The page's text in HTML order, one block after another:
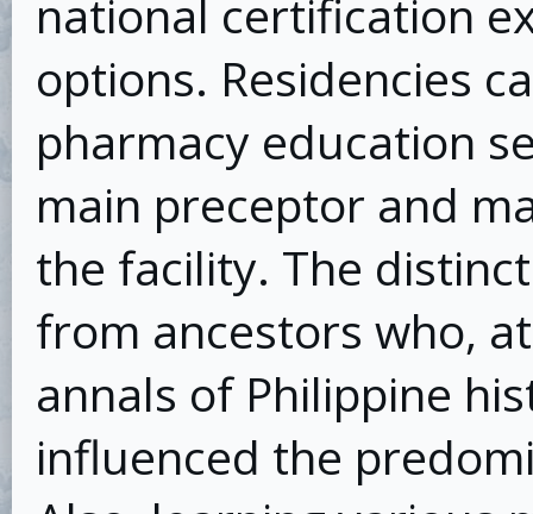
national certification
options. Residencies
pharmacy education
main preceptor and
the facility. The
from ancestors who,
annals of Philippine
influenced the